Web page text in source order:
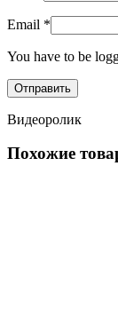
Email *
You have to be
Видеоролик
Похожие